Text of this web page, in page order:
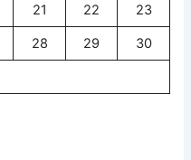
21 22 23
28 29 30